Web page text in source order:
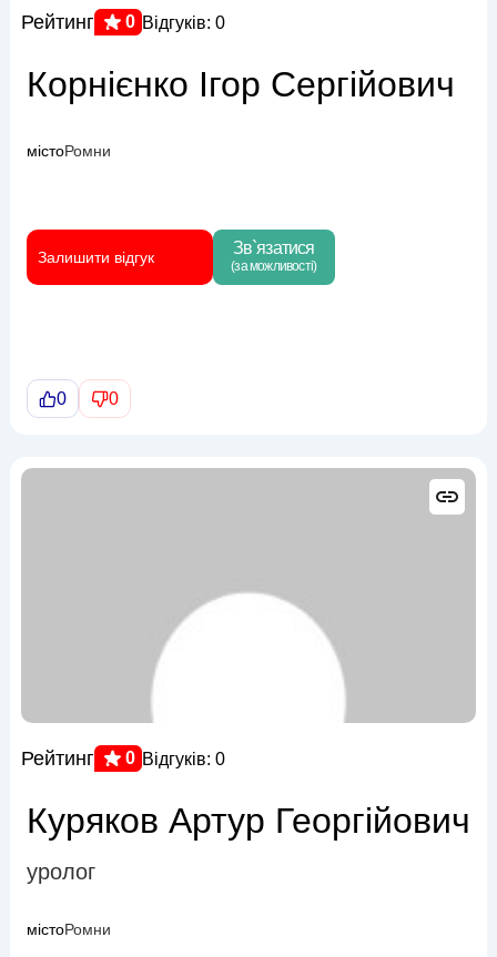
Рейтинг 0 Відгуків: 0
Корнієнко Ігор Сергійович
містоРомни
Залишити відгук Зв`язатися
(за можливості)
0 0
Рейтинг 0 Відгуків: 0
Куряков Артур Георгійович
уролог
містоРомни